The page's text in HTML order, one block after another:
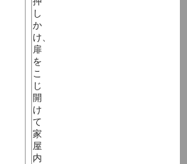
し
か
け、
扉
を
こ
じ
開
け
て
家
屋
内